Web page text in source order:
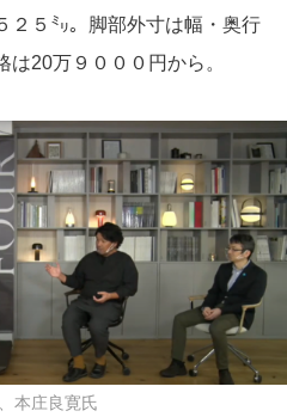
２５㍉。脚部外寸は幅・奥行
20万９０００円から。
本庄良寛氏